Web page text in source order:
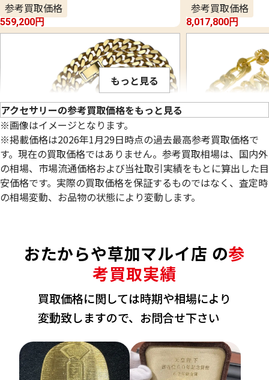
参考買取価格
559,200円
参考買取価格
8,017,800円
参考買取価格
参考買取価格
もっと見る
アクセサリーの参考買取価格をもっと見る
※画像はイメージとなります。
※掲載価格は2026年1月29日時点の過去最高参考買取価格で
す。現在の買取価格ではありません。参考買取相場は、国内外
の相場、市場流通価格および当社取引実績をもとに算出した目
安価格です。実際の買取価格を保証するものではなく、査定時
の相場変動、お品物の状態により変動します。
おたからや草加マルイ店 の参
考買取実績
買取価格に関しては時期や相場により
変動致しますので、お問合せ下さい